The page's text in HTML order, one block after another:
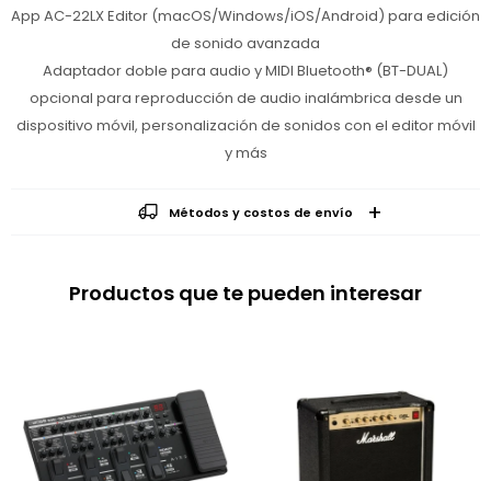
App AC-22LX Editor (macOS/Windows/iOS/Android) para edición
de sonido avanzada
Adaptador doble para audio y MIDI Bluetooth® (BT-DUAL)
opcional para reproducción de audio inalámbrica desde un
dispositivo móvil, personalización de sonidos con el editor móvil
y más
Métodos y costos de envío
Productos que te pueden interesar